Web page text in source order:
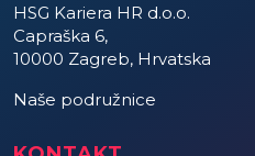
HSG Kariera HR d.o.o.
Capraška 6,
10000 Zagreb, Hrvatska
Naše podružnice